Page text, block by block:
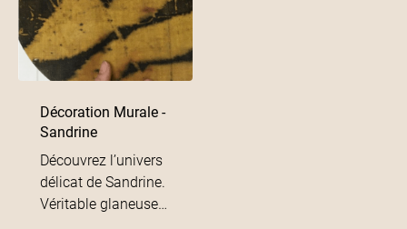
Décoration Murale -
Sandrine
Découvrez l’univers
délicat de Sandrine.
Véritable glaneuse